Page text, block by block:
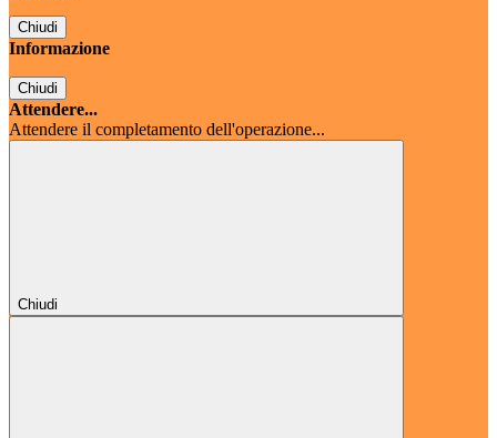
Chiudi
Informazione
Chiudi
Attendere...
Attendere il completamento dell'operazione...
Chiudi